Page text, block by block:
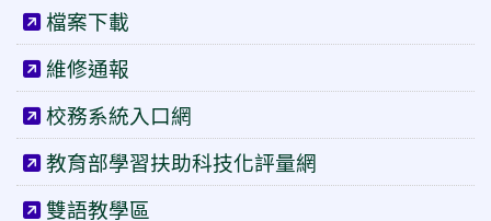
檔案下載
維修通報
校務系統入口網
教育部學習扶助科技化評量網
雙語教學區